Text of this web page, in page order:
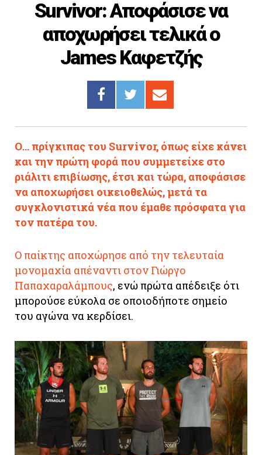
ΣΥΝΔΕΣΜΟΙ
Survivor: Αποφάσισε να
αποχωρήσει τελικά ο
James Καφετζής
Ο... πρίγκιπας του Survivor, όπως είχε κάνει
και την πρώτη φορά που συμμετείχε στο
ριάλιτι επιβίωσης, έτσι και τώρα, αποφάσισε
να αποχωρήσει οικειοθελώς, μετά τα
συγκλονιστικά νέα που έμαθε πρόσφατα για
τον πατέρα του.
Ο παίκτης αποχώρησε από την τελευταία
μονομαχία απέναντι στον Γιώργο
Παπαχαραλάμπους, ενώ πρώτα απέδειξε ότι
μπορούσε εύκολα σε οποιοδήποτε σημείο
του αγώνα να κερδίσει.